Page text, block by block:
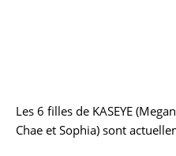
Les 6 filles de KASEYE
Chae et Sophia) sont